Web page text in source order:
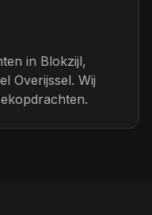
in Blokzijl,
Overijssel. Wij